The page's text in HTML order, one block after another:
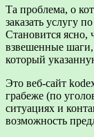
Та проблема, о
заказать услугу
Становится ясно,
взвешенные шаги,
который
Это веб-сайт
грабеже (по
ситуациях и
возможность